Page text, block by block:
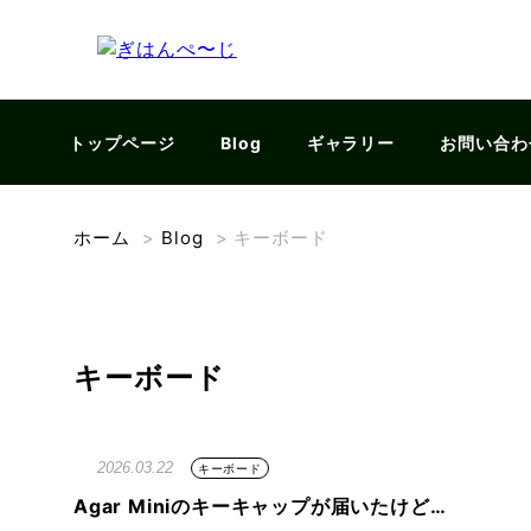
トップページ Blog ギャラリー お問い合
ホーム > Blog > キーボード
キーボード
2026.03.22 キーボード
Agar Miniのキーキャップが届いたけど…